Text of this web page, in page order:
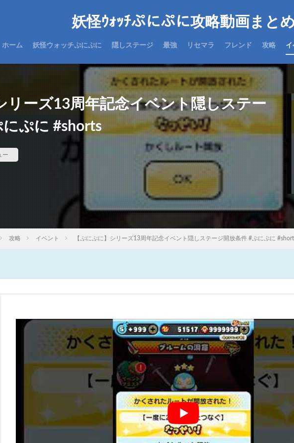
妖怪ｳｫｯﾁぷにぷに攻略動画まと
ホーム 妖怪ウォッチぷにぷに 隠しステージ 最強 リセマラ フレンド 攻略 イ
リーズ13周年記念イベント隠しステー
ぷに #shorts
ー
攻略 イベント 【ぷにぷに】シリーズ13周年記念イベント隠しステージ開放条件 #ぷにぷに